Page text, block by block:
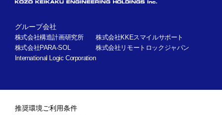
グループ会社
株式会社構造計画研究所
株式会社KKEスマイルサポート
株式会社PARA-SOL
株式会社リモートロックジャパン
International Logic Corporation
推奨環境ご利用条件